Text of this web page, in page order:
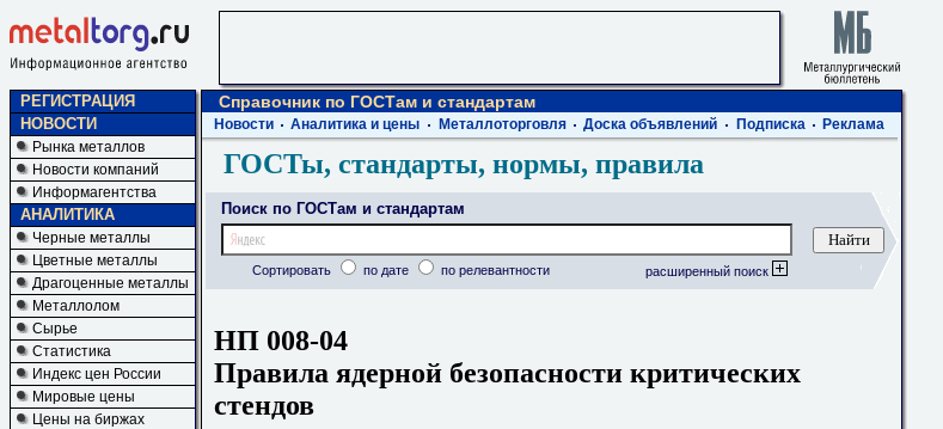
РЕГИСТРАЦИЯ
НОВОСТИ
Рынка металлов
Новости компаний
Информагентства
АНАЛИТИКА
Черные металлы
Цветные металлы
Драгоценные металлы
Металлолом
Сырье
Статистика
Индекс цен России
Мировые цены
Цены на биржах
Справочник по ГОСТам и стандартам
Новости Аналитика и цены Металлоторговля Доска объявлений Подписка Реклама
ГОСТы, стандарты, нормы, правила
Поиск по ГОСТам и стандартам
Сортировать по дате по релевантности расширенный поиск
НП 008-04
Правила ядерной безопасности критических
стендов